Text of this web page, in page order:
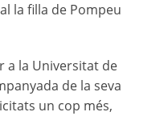
la filla de Pompeu
a la Universitat de
de la seva
un cop més,